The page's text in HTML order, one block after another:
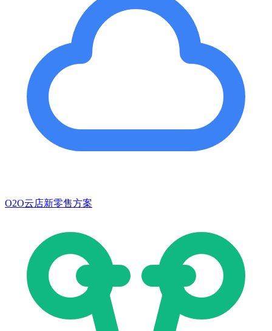
O2O云店新零售方案